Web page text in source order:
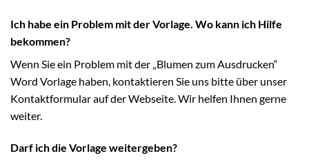
Ich habe ein Problem mit der Vorlage. Wo kann ich Hilfe
bekommen?
Wenn Sie ein Problem mit der „Blumen zum Ausdrucken“
Word Vorlage haben, kontaktieren Sie uns bitte über unser
Kontaktformular auf der Webseite. Wir helfen Ihnen gerne
weiter.
Darf ich die Vorlage weitergeben?